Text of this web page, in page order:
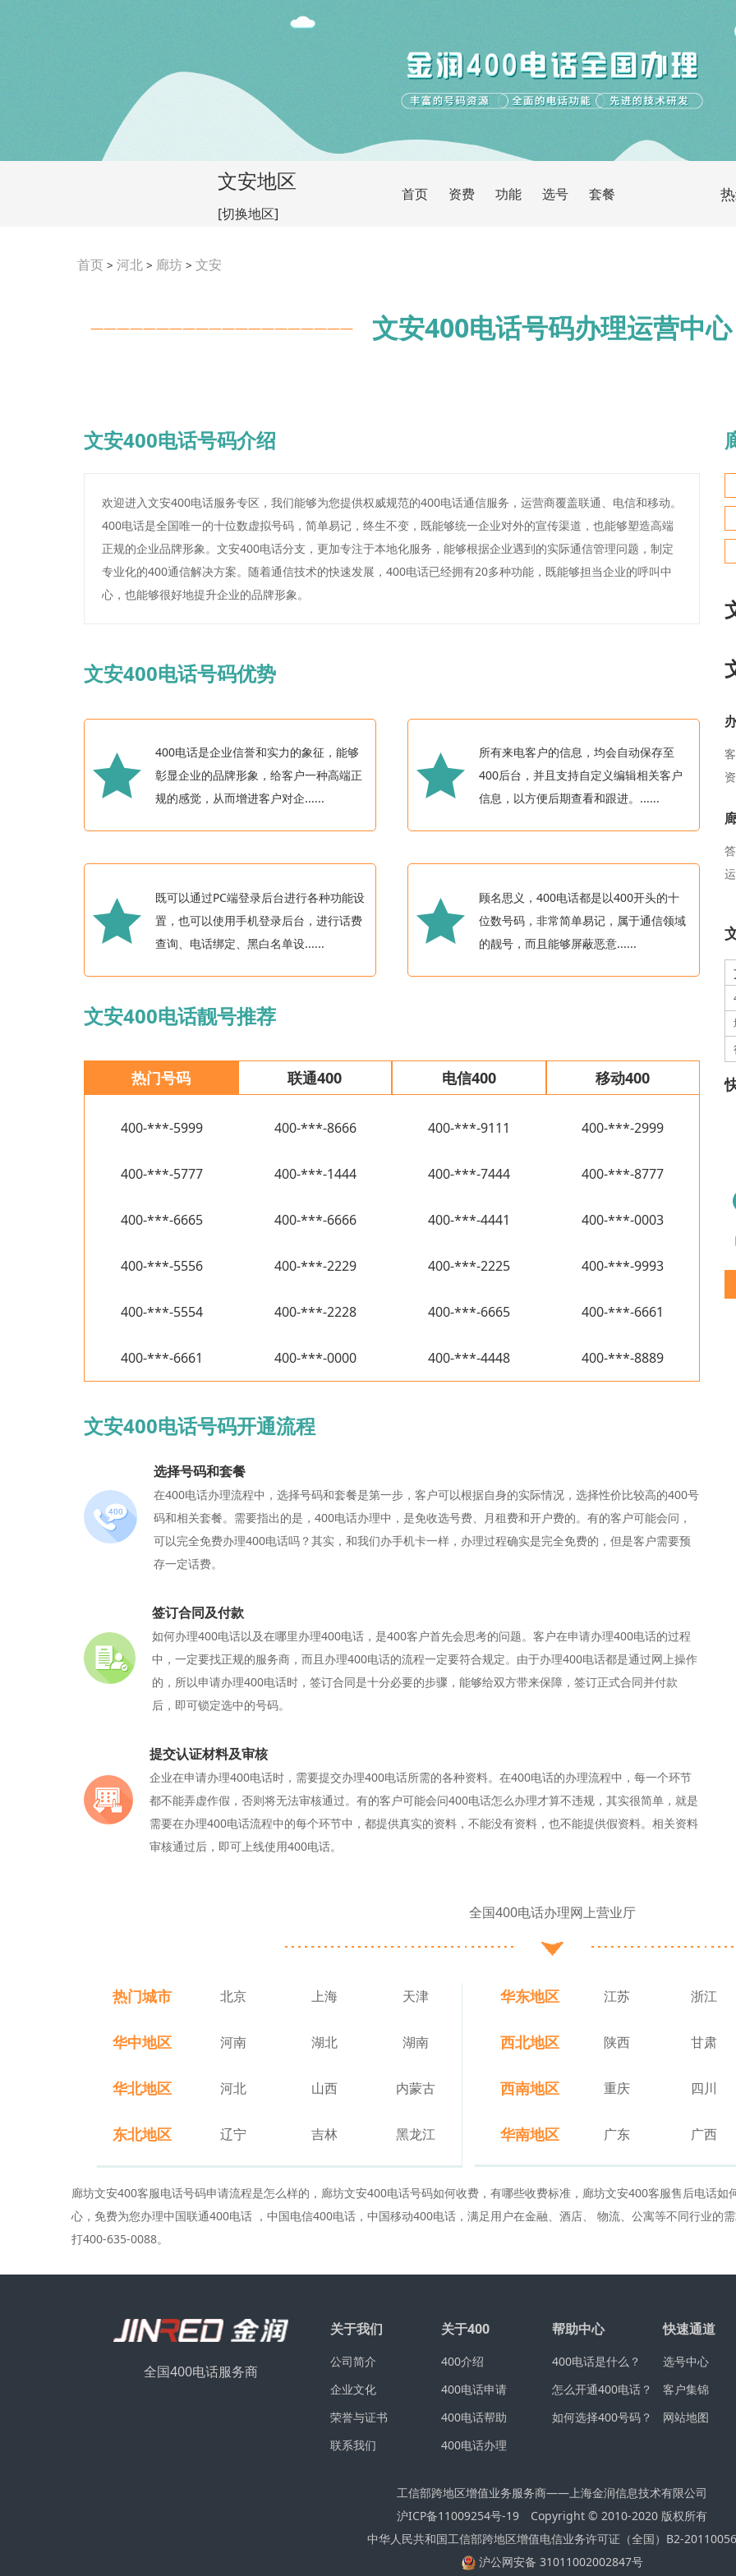
文安地区
[切换地区]
首页 资费 功能 选号 套餐
首页> 河北> 廊坊 > 文安
———————————————————— 文安400电话号码办理运营中心
文安400电话号码介绍
欢迎进入文安400电话服务专区，我们能够为您提供权威规范的400电话通信服务，运营商覆盖联通、电信和移动。
400电话是全国唯一的十位数虚拟号码，简单易记，终生不变，既能够统一企业对外的宣传渠道，也能够塑造高端
正规的企业品牌形象。文安400电话分支，更加专注于本地化服务，能够根据企业遇到的实际通信管理问题，制定
专业化的400通信解决方案。随着通信技术的快速发展，400电话已经拥有20多种功能，既能够担当企业的呼叫中
心，也能够很好地提升企业的品牌形象。
文安400电话号码优势
400电话是企业信誉和实力的象征，能够
彰显企业的品牌形象，给客户一种高端正
规的感觉，从而增进客户对企......
所有来电客户的信息，均会自动保存至
400后台，并且支持自定义编辑相关客户
信息，以方便后期查看和跟进。......
既可以通过PC端登录后台进行各种功能设
置，也可以使用手机登录后台，进行话费
查询、电话绑定、黑白名单设......
顾名思义，400电话都是以400开头的十
位数号码，非常简单易记，属于通信领域
的靓号，而且能够屏蔽恶意......
文安400电话靓号推荐
热门号码 联通400 电信400 移动400
400-***-5999 400-***-8666 400-***-9111 400-***-2999
400-***-5777 400-***-1444 400-***-7444 400-***-8777
400-***-6665 400-***-6666 400-***-4441 400-***-0003
400-***-5556 400-***-2229 400-***-2225 400-***-9993
400-***-5554 400-***-2228 400-***-6665 400-***-6661
400-***-6661 400-***-0000 400-***-4448 400-***-8889
文安400电话号码开通流程
选择号码和套餐
在400电话办理流程中，选择号码和套餐是第一步，客户可以根据自身的实际情况，选择性价比较高的400号
码和相关套餐。需要指出的是，400电话办理中，是免收选号费、月租费和开户费的。有的客户可能会问，
可以完全免费办理400电话吗？其实，和我们办手机卡一样，办理过程确实是完全免费的，但是客户需要预
存一定话费。
签订合同及付款
如何办理400电话以及在哪里办理400电话，是400客户首先会思考的问题。客户在申请办理400电话的过程
中，一定要找正规的服务商，而且办理400电话的流程一定要符合规定。由于办理400电话都是通过网上操作
的，所以申请办理400电话时，签订合同是十分必要的步骤，能够给双方带来保障，签订正式合同并付款
后，即可锁定选中的号码。
提交认证材料及审核
企业在申请办理400电话时，需要提交办理400电话所需的各种资料。在400电话的办理流程中，每一个环节
都不能弄虚作假，否则将无法审核通过。有的客户可能会问400电话怎么办理才算不违规，其实很简单，就是
需要在办理400电话流程中的每个环节中，都提供真实的资料，不能没有资料，也不能提供假资料。相关资料
审核通过后，即可上线使用400电话。
全国400电话办理网上营业厅
热门城市 北京 上海 天津
华中地区 河南 湖北 湖南
华北地区 河北 山西 内蒙古
东北地区 辽宁 吉林 黑龙江
华东地区 江苏 浙江
西北地区 陕西 甘肃
西南地区 重庆 四川
华南地区 广东 广西
廊坊文安400客服电话号码申请流程是怎么样的，廊坊文安400电话号码如何收费，有哪些收费标准，廊坊文安400客服售后电话
心，免费为您办理中国联通400电话 ，中国电信400电话，中国移动400电话，满足用户在金融、酒店、 物流、公寓等不同行业的
打400-635-0088。
全国400电话服务商
关于我们
公司简介
企业文化
荣誉与证书
联系我们
关于400
400介绍
400电话申请
400电话帮助
400电话办理
帮助中心
400电话是什么？
怎么开通400电话？
如何选择400号码？
快速通道
选号中心
客户集锦
网站地图
工信部跨地区增值业务服务商——上海金润信息技术有限公司
沪ICP备11009254号-19 Copyright © 2010-2020 版权所有
中华人民共和国工信部跨地区增值电信业务许可证（全国）B2-20110056
沪公网安备 31011002002847号